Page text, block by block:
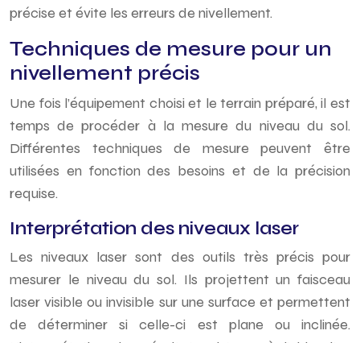
précise et évite les erreurs de nivellement.
Techniques de mesure pour un
nivellement précis
Une fois l’équipement choisi et le terrain préparé, il est
temps de procéder à la mesure du niveau du sol.
Différentes techniques de mesure peuvent être
utilisées en fonction des besoins et de la précision
requise.
Interprétation des niveaux laser
Les niveaux laser sont des outils très précis pour
mesurer le niveau du sol. Ils projettent un faisceau
laser visible ou invisible sur une surface et permettent
de déterminer si celle-ci est plane ou inclinée.